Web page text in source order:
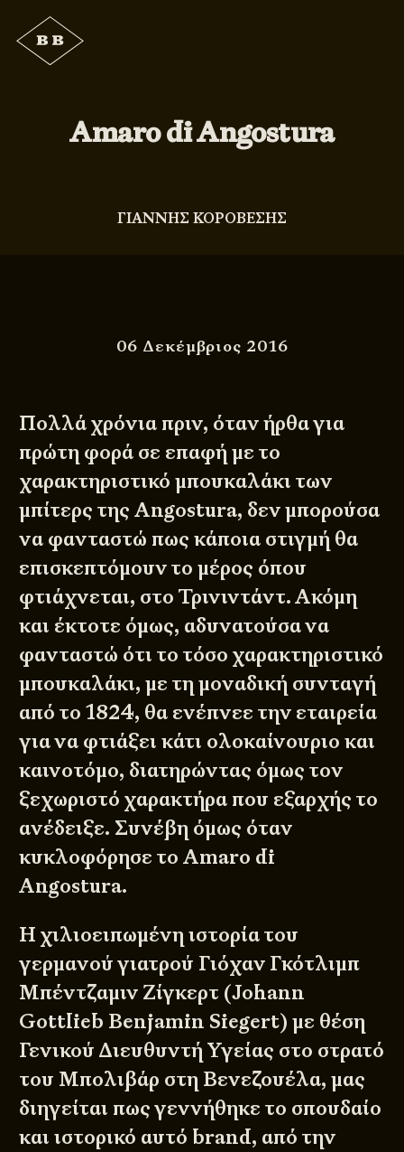
Amaro di Angostura
ΓΙΑΝΝΗΣ ΚΟΡΟΒΕΣΗΣ
06 Δεκέμβριος 2016
Πολλά χρόνια πριν, όταν ήρθα για
πρώτη φορά σε επαφή με το
χαρακτηριστικό μπουκαλάκι των
μπίτερς τηςAngostura, δεν μπορούσα
να φανταστώ πως κάποια στιγμή θα
επισκεπτόμουν το μέρος όπου
φτιάχνεται, στο Τρινιντάντ. Ακόμη
και έκτοτε όμως, αδυνατούσα να
φανταστώ ότι το τόσο χαρακτηριστικό
μπουκαλάκι, με τη μοναδική συνταγή
από το 1824, θα ενέπνεε την εταιρεία
για να φτιάξει κάτι ολοκαίνουριο και
καινοτόμο, διατηρώντας όμως τον
ξεχωριστό χαρακτήρα που εξαρχής το
ανέδειξε. Συνέβη όμως όταν
κυκλοφόρησε το Amaro di
Angostura.
Η χιλιοειπωμένη ιστορία του
γερμανού γιατρού Γιόχαν Γκότλιμπ
Μπέντζαμιν Ζίγκερτ (Johann
Gottlieb Benjamin Siegert) με θέση
Γενικού Διευθυντή Υγείας στο στρατό
του Μπολιβάρ στη Βενεζουέλα, μας
διηγείται πως γεννήθηκε το σπουδαίο
και ιστορικό αυτό brand, από την